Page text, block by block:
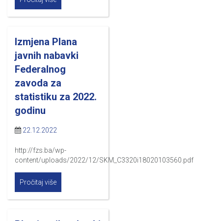
Izmjena Plana
javnih nabavki
Federalnog
zavoda za
statistiku za 2022.
godinu
22.12.2022
http://fzs.ba/wp-
content/uploads/2022/12/SKM_C3320i18020103560.pdf
Pročitaj više